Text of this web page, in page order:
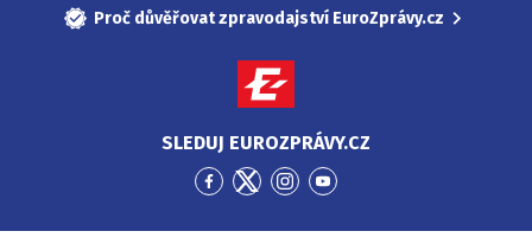
Proč důvěřovat zpravodajství EuroZprávy.cz
SLEDUJ EUROZPRÁVY.CZ
Přejít
Facebook
Přejít
Twitter
Přejít
Instagram
Přejít
YouTube